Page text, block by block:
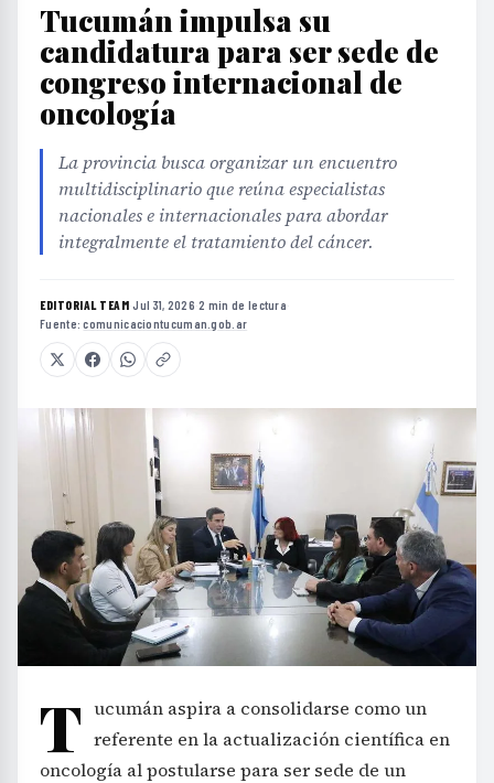
Tucumán impulsa su
candidatura para ser sede de
congreso internacional de
oncología
La provincia busca organizar un encuentro
multidisciplinario que reúna especialistas
nacionales e internacionales para abordar
integralmente el tratamiento del cáncer.
EDITORIAL TEAM·Jul 31, 2026·2 min de lectura·
Fuente:comunicaciontucuman.gob.ar
T ucumán aspira a consolidarse como un
referente en la actualización científica en
oncología al postularse para ser sede de un